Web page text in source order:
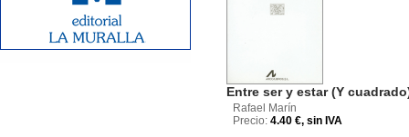
Entre ser y estar (Y
Rafael Marín
Precio: 4.40 €, sin IVA